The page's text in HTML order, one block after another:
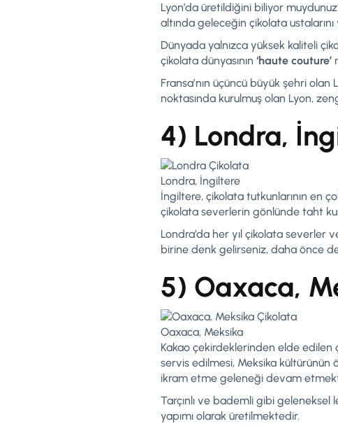
Lyon’da üretildiğini biliyor
altında geleceğin çikolata
Dünyada yalnızca yüksek kaliteli
çikolata dünyasının ‘haute couture’
Fransa’nın üçüncü büyük şehri
noktasında kurulmuş olan Lyon,
4) Londra,
Londra, İngiltere
İngiltere, çikolata tutkunlarının en
çikolata severlerin gönlünde taht
Londra’da her yıl çikolata severler
birine denk gelirseniz, daha önce
5) Oaxaca,
Oaxaca, Meksika
Kakao çekirdeklerinden elde edilen
servis edilmesi, Meksika kültürünün
ikram etme geleneği devam
Tarçınlı ve bademli gibi
yapımı olarak üretilmektedir.